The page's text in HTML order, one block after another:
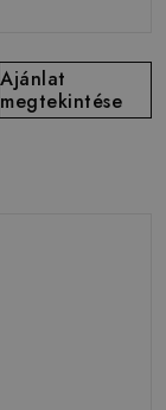
Ajánlat
megtekintése